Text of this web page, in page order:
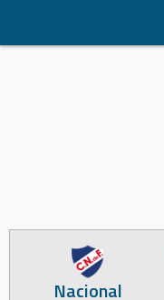
content
Nacional